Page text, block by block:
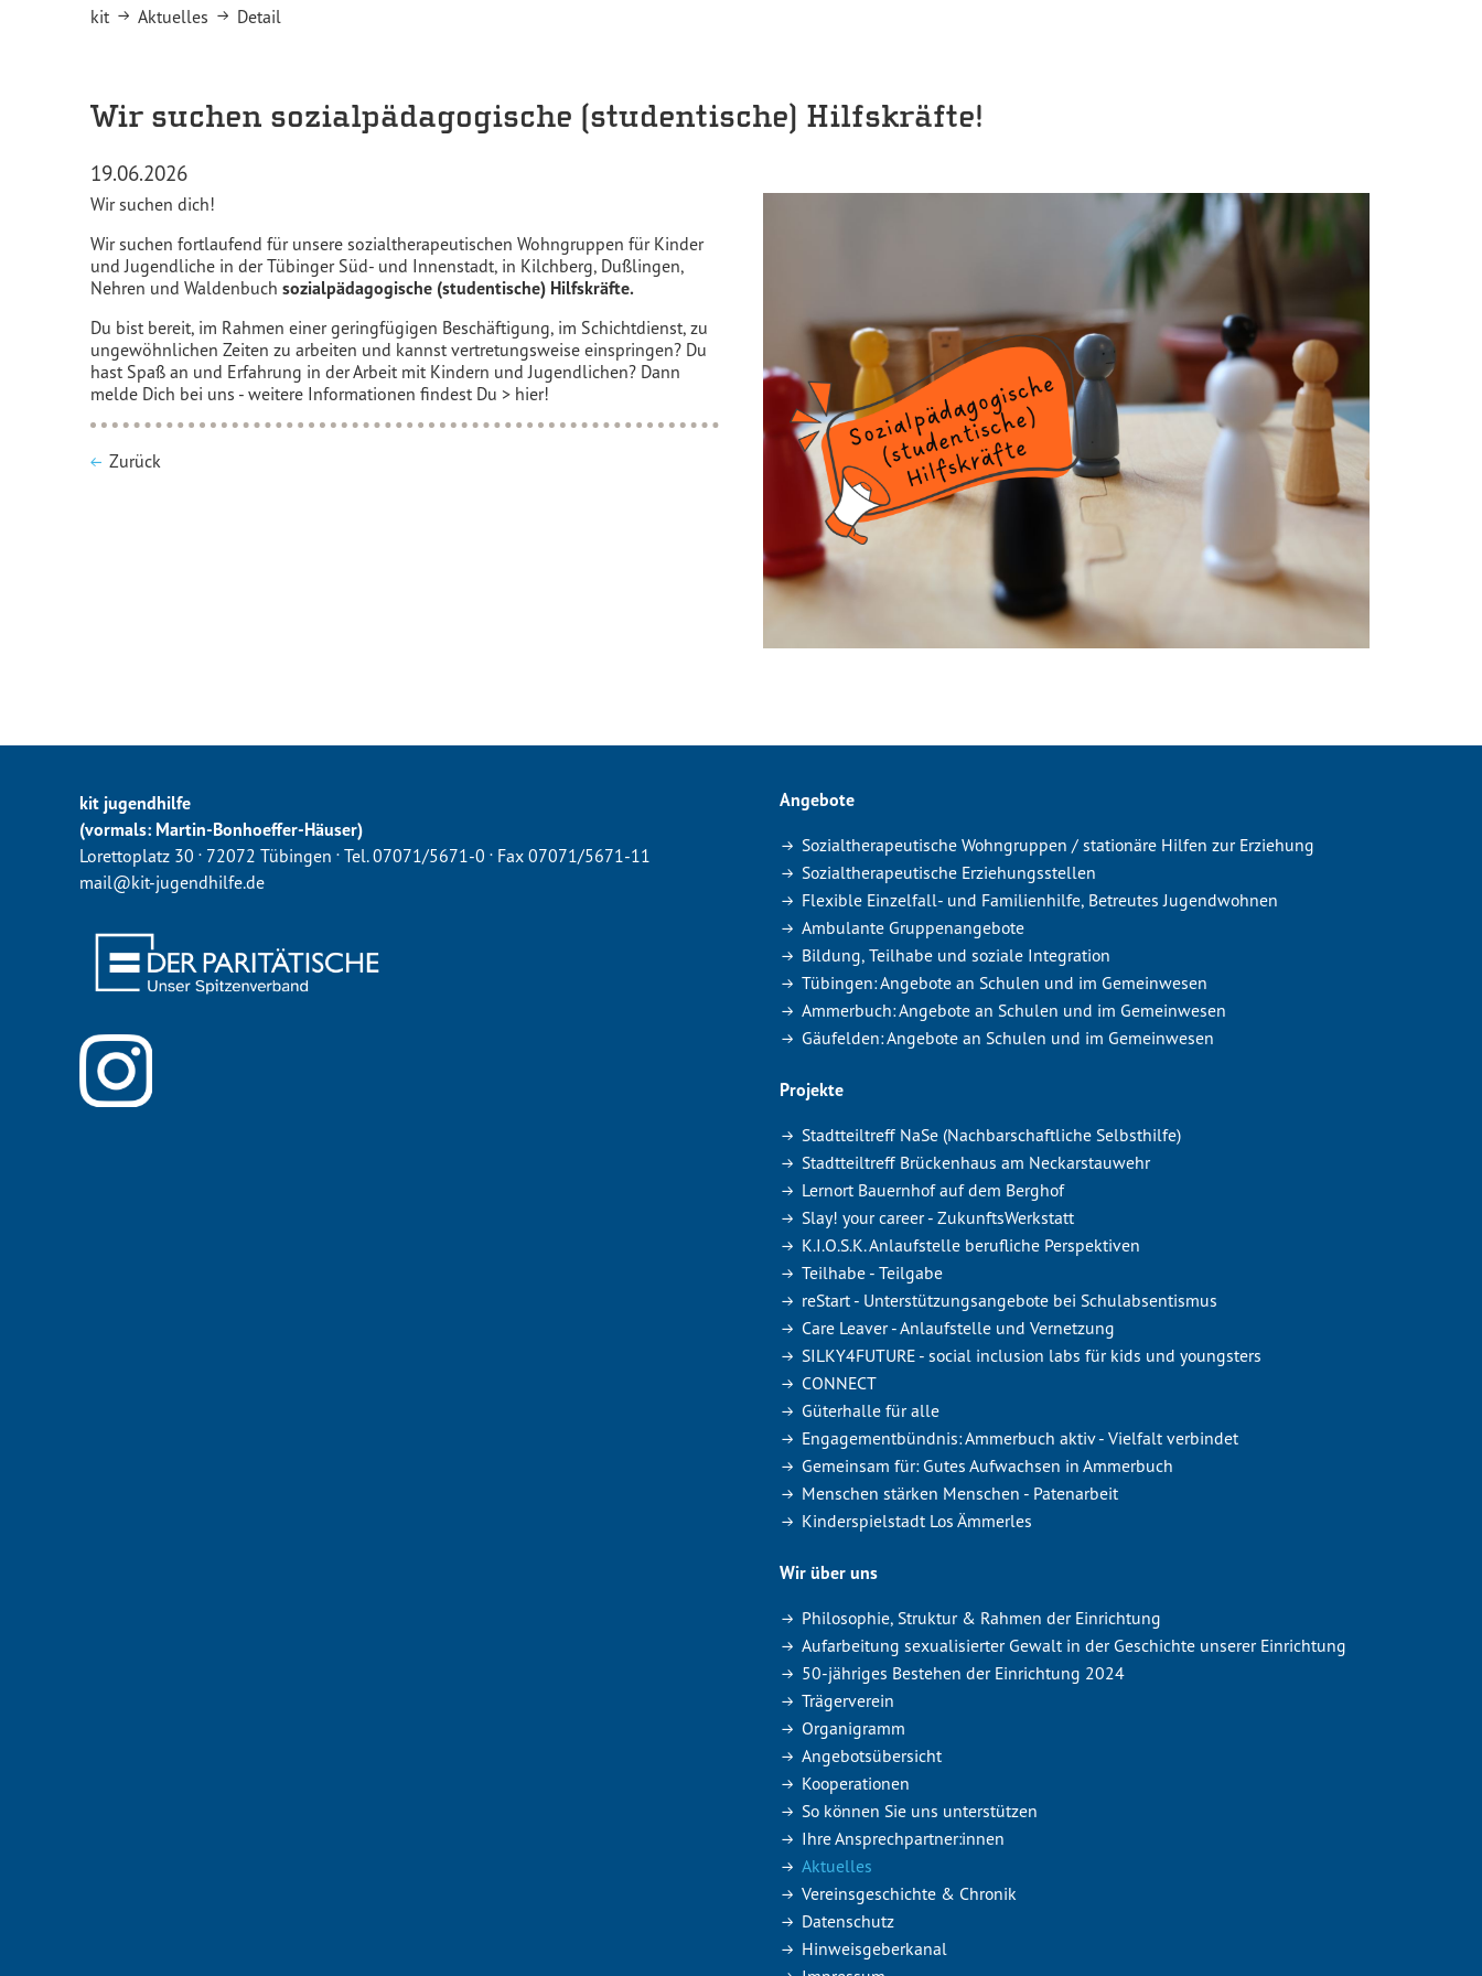
kit Aktuelles Detail
Wir suchen sozialpädagogische (studentische) Hilfskräfte!
19.06.2026
Wir suchen dich!
Wir suchen fortlaufend für unsere sozialtherapeutischen Wohngruppen für Kinder
und Jugendliche in der Tübinger Süd- und Innenstadt, in Kilchberg, Dußlingen,
Nehren und Waldenbuch sozialpädagogische (studentische) Hilfskräfte.
Du bist bereit, im Rahmen einer geringfügigen Beschäftigung, im Schichtdienst, zu
ungewöhnlichen Zeiten zu arbeiten und kannst vertretungsweise einspringen? Du
hast Spaß an und Erfahrung in der Arbeit mit Kindern und Jugendlichen? Dann
melde Dich bei uns - weitere Informationen findest Du > hier!
Zurück
kit jugendhilfe
(vormals: Martin-Bonhoeffer-Häuser)
Lorettoplatz 30 . 72072 Tübingen . Tel. 07071/5671-0 . Fax 07071/5671-11
mail@kit-jugendhilfe.de
Angebote
Sozialtherapeutische Wohngruppen / stationäre Hilfen zur Erziehung
Sozialtherapeutische Erziehungsstellen
Flexible Einzelfall- und Familienhilfe, Betreutes Jugendwohnen
Ambulante Gruppenangebote
Bildung, Teilhabe und soziale Integration
Tübingen: Angebote an Schulen und im Gemeinwesen
Ammerbuch: Angebote an Schulen und im Gemeinwesen
Gäufelden: Angebote an Schulen und im Gemeinwesen
Projekte
Stadtteiltreff NaSe (Nachbarschaftliche Selbsthilfe)
Stadtteiltreff Brückenhaus am Neckarstauwehr
Lernort Bauernhof auf dem Berghof
Slay! your career - ZukunftsWerkstatt
K.I.O.S.K. Anlaufstelle berufliche Perspektiven
Teilhabe - Teilgabe
reStart - Unterstützungsangebote bei Schulabsentismus
Care Leaver - Anlaufstelle und Vernetzung
SILKY4FUTURE - social inclusion labs für kids und youngsters
CONNECT
Güterhalle für alle
Engagementbündnis: Ammerbuch aktiv - Vielfalt verbindet
Gemeinsam für: Gutes Aufwachsen in Ammerbuch
Menschen stärken Menschen - Patenarbeit
Kinderspielstadt Los Ämmerles
Wir über uns
Philosophie, Struktur & Rahmen der Einrichtung
Aufarbeitung sexualisierter Gewalt in der Geschichte unserer Einrichtung
50-jähriges Bestehen der Einrichtung 2024
Trägerverein
Organigramm
Angebotsübersicht
Kooperationen
So können Sie uns unterstützen
Ihre Ansprechpartner:innen
Aktuelles
Vereinsgeschichte & Chronik
Datenschutz
Hinweisgeberkanal